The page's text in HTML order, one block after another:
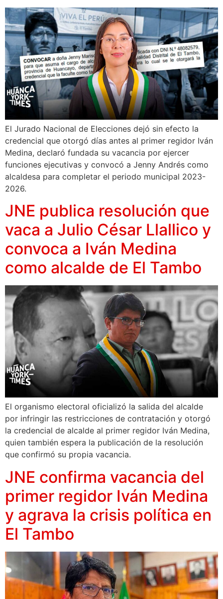
El Jurado Nacional de Elecciones dejó sin efecto la
credencial que otorgó días antes al primer regidor Iván
Medina, declaró fundada su vacancia por ejercer
funciones ejecutivas y convocó a Jenny Andrés como
alcaldesa para completar el periodo municipal 2023-
2026.
JNE publica resolución que
vaca a Julio César Llallico y
convoca a Iván Medina
como alcalde de El Tambo
El organismo electoral oficializó la salida del alcalde
por infringir las restricciones de contratación y otorgó
la credencial de alcalde al primer regidor Iván Medina,
quien también espera la publicación de la resolución
que confirmó su propia vacancia.
JNE confirma vacancia del
primer regidor Iván Medina
y agrava la crisis política en
El Tambo